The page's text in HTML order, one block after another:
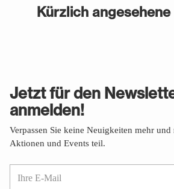
Kürzlich
Jetzt für den
anmelden!
Verpassen Sie keine Neuigkeiten mehr und
Aktionen und Events teil.